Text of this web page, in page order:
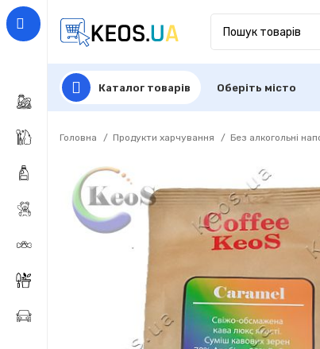
Каталог товарів Оберіть місто
Головна Продукти харчування Без алкогольні